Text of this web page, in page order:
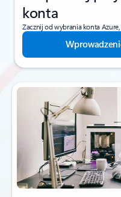
konta
Zacznij od wybrania konta